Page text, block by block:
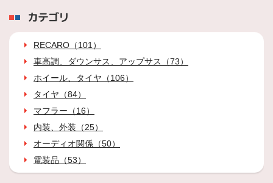
カテゴリ
RECARO（101）
車高調、ダウンサス、アップサス（73）
ホイール、タイヤ（106）
タイヤ（84）
マフラー（16）
内装、外装（25）
オーディオ関係（50）
電装品（53）